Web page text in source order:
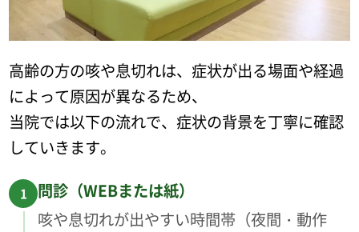
高齢の方の咳や息切れは、症状が出る場面や経過
によって原因が異なるため、
当院では以下の流れで、症状の背景を丁寧に確認
していきます。
1
問診（WEBまたは紙）
咳や息切れが出やすい時間帯（夜間・動作